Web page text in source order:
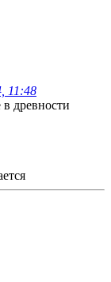
11:48
древности